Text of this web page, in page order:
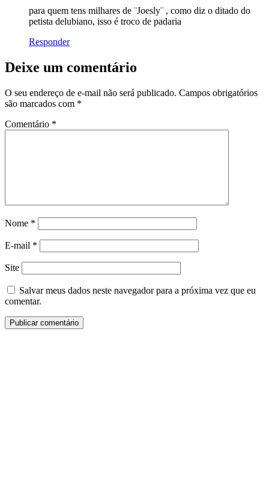
para quem tens milhares de ¨Joesly¨ , como diz o ditado do
petista delubiano, isso é troco de padaria
Responder
Deixe um comentário
O seu endereço de e-mail não será publicado. Campos obrigatórios
são marcados com *
Comentário *
Nome *
E-mail *
Site
Salvar meus dados neste navegador para a próxima vez que eu
comentar.